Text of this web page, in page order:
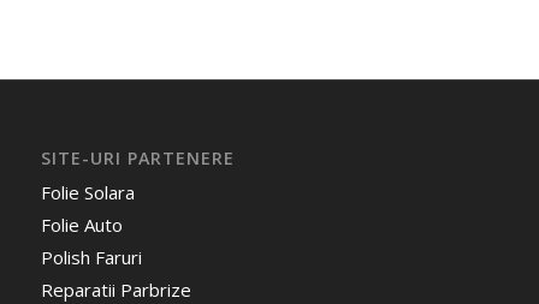
SITE-URI PARTENERE
Folie Solara
Folie Auto
Polish Faruri
Reparatii Parbrize